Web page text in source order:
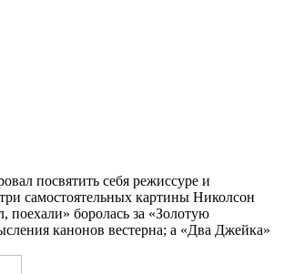
посвятить себя режиссуре и
самостоятельных картины Николсон
поехали» боролась за «Золотую
канонов вестерна; а «Два Джейка»